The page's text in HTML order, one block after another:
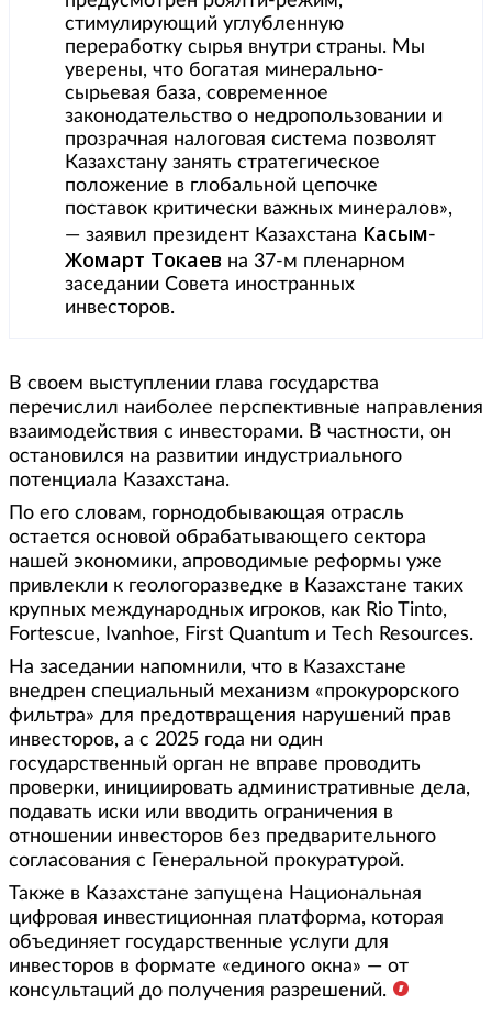
стимулирующий углубленную
переработку сырья внутри страны. Мы
уверены, что богатая минерально-
сырьевая база, современное
законодательство о недропользовании и
прозрачная налоговая система позволят
Казахстану занять стратегическое
положение в глобальной цепочке
поставок критически важных минералов»,
— заявил президент Казахстана Касым-
Жомарт Токаев на 37-м пленарном
заседании Совета иностранных
инвесторов.
В своем выступлении глава государства
перечислил наиболее перспективные направления
взаимодействия с инвесторами. В частности, он
остановился на развитии индустриального
потенциала Казахстана.
По его словам, горнодобывающая отрасль
остается основой обрабатывающего сектора
нашей экономики, апроводимые реформы уже
привлекли к геологоразведке в Казахстане таких
крупных международных игроков, как Rio Tinto,
Fortescue, Ivanhoe, First Quantum и Tech Resources.
На заседании напомнили, что в Казахстане
внедрен специальный механизм «прокурорского
фильтра» для предотвращения нарушений прав
инвесторов, а с 2025 года ни один
государственный орган не вправе проводить
проверки, инициировать административные дела,
подавать иски или вводить ограничения в
отношении инвесторов без предварительного
согласования с Генеральной прокуратурой.
Также в Казахстане запущена Национальная
цифровая инвестиционная платформа, которая
объединяет государственные услуги для
инвесторов в формате «единого окна» — от
консультаций до получения разрешений.